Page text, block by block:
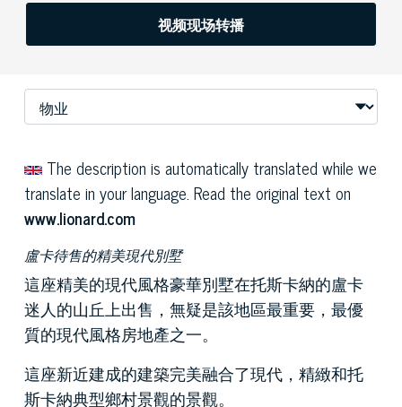
视频现场转播
The description is automatically translated while we
translate in your language. Read the original text on
www.lionard.com
盧卡待售的精美現代別墅
這座精美的現代風格豪華別墅在托斯卡納的盧卡
迷人的山丘上出售，無疑是該地區最重要，最優
質的現代風格房地產之一。
這座新近建成的建築完美融合了現代，精緻和托
斯卡納典型鄉村景觀的景觀。